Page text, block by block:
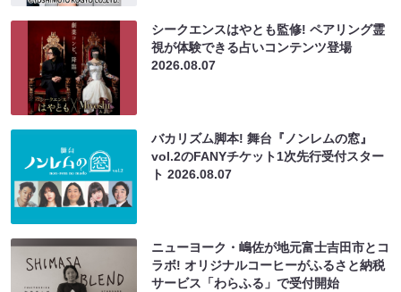
シークエンスはやとも監修! ペアリング霊
視が体験できる占いコンテンツ登場
2026.08.07
バカリズム脚本! 舞台『ノンレムの窓』
vol.2のFANYチケット1次先行受付スター
ト2026.08.07
ニューヨーク・嶋佐が地元富士吉田市とコ
ラボ! オリジナルコーヒーがふるさと納税
サービス「わらふる」で受付開始